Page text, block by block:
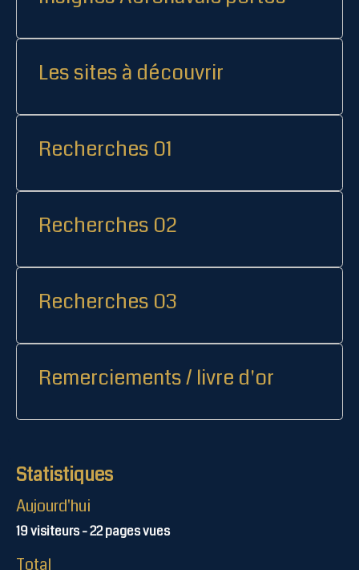
Les sites à découvrir
Recherches 01
Recherches 02
Recherches 03
Remerciements / livre d'or
Statistiques
Aujourd'hui
19visiteurs -22pages vues
Total